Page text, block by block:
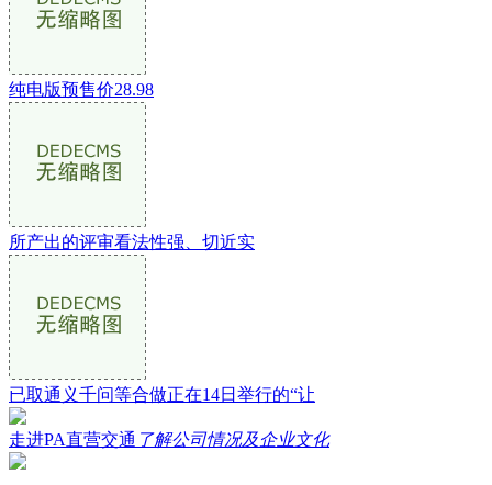
纯电版预售价28.98
所产出的评审看法性强、切近实
已取通义千问等合做正在14日举行的“让
走进PA直营交通 了解公司情况及企业文化